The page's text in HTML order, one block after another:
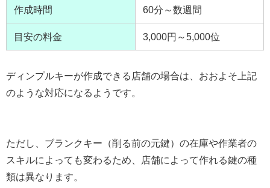
作成時間 60分～数週間
目安の料金 3,000円～5,000位
ディンプルキーが作成できる店舗の場合は、おおよそ上記
のような対応になるようです。
ただし、ブランクキー（削る前の元鍵）の在庫や作業者の
スキルによっても変わるため、店舗によって作れる鍵の種
類は異なります。